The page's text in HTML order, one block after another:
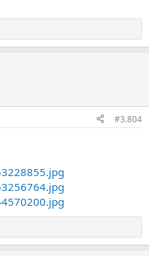
#3.804